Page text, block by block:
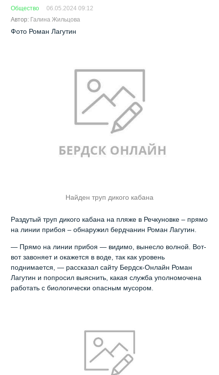
Общество
06.05.2024 09:12
Автор: Галина Жильцова
Фото Роман Лагутин
Найден труп дикого кабана
Раздутый труп дикого кабана на пляже в Речкуновке – прямо
на линии прибоя – обнаружил бердчанин Роман Лагутин.
— Прямо на линии прибоя — видимо, вынесло волной. Вот-
вот завоняет и окажется в воде, так как уровень
поднимается, — рассказал сайту Бердск-Онлайн Роман
Лагутин и попросил выяснить, какая служба уполномочена
работать с биологически опасным мусором.